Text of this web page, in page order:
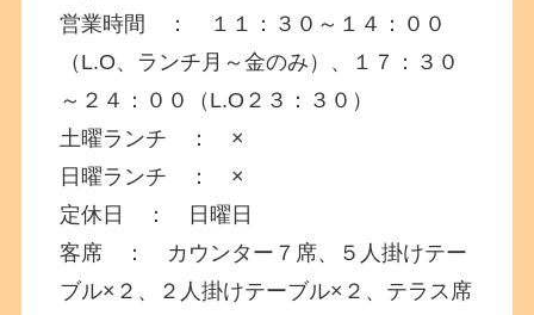
営業時間 ： １１：３０～１４：００
（L.O、ランチ月～金のみ）、１７：３０
～２４：００（L.O２３：３０）
土曜ランチ ： ×
日曜ランチ ： ×
定休日 ： 日曜日
客席 ： カウンター７席、５人掛けテー
ブル×２、２人掛けテーブル×２、テラス席